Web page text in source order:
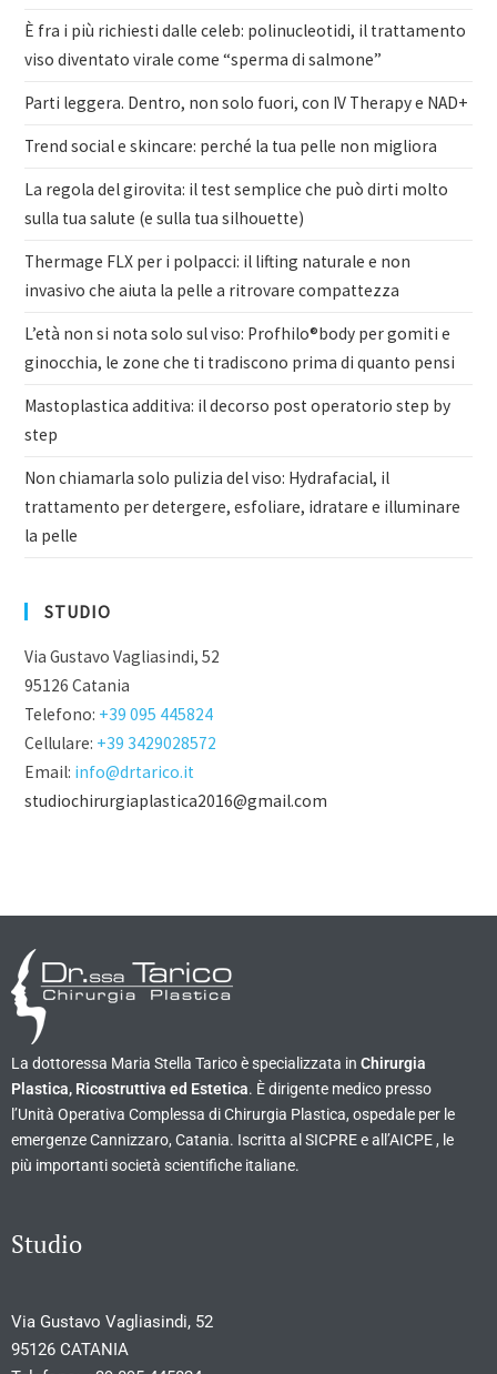
È fra i più richiesti dalle celeb: polinucleotidi, il trattamento
viso diventato virale come “sperma di salmone”
Parti leggera. Dentro, non solo fuori, con IV Therapy e NAD+
Trend social e skincare: perché la tua pelle non migliora
La regola del girovita: il test semplice che può dirti molto
sulla tua salute (e sulla tua silhouette)
Thermage FLX per i polpacci: il lifting naturale e non
invasivo che aiuta la pelle a ritrovare compattezza
L’età non si nota solo sul viso: Profhilo®body per gomiti e
ginocchia, le zone che ti tradiscono prima di quanto pensi
Mastoplastica additiva: il decorso post operatorio step by
step
Non chiamarla solo pulizia del viso: Hydrafacial, il
trattamento per detergere, esfoliare, idratare e illuminare
la pelle
STUDIO
Via Gustavo Vagliasindi, 52
95126 Catania
Telefono: +39 095 445824
Cellulare: +39 3429028572
Email: info@drtarico.it
studiochirurgiaplastica2016@gmail.com
La dottoressa Maria Stella Tarico è specializzata in Chirurgia
Plastica, Ricostruttiva ed Estetica. È dirigente medico presso
l’Unità Operativa Complessa di Chirurgia Plastica, ospedale per le
emergenze Cannizzaro, Catania. Iscritta al SICPRE e all’AICPE , le
più importanti società scientifiche italiane.
Studio
Via Gustavo Vagliasindi, 52
95126 CATANIA